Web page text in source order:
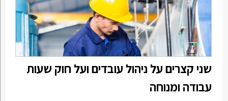
שני קצרים על ניהול עובדים ועל חוק שעות
עבודה ומנוחה